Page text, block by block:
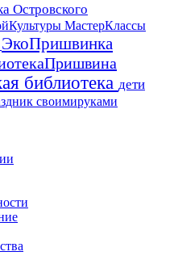
Островского
МастерКлассы
ЭкоПришвинка
библиотека дети
своимируками